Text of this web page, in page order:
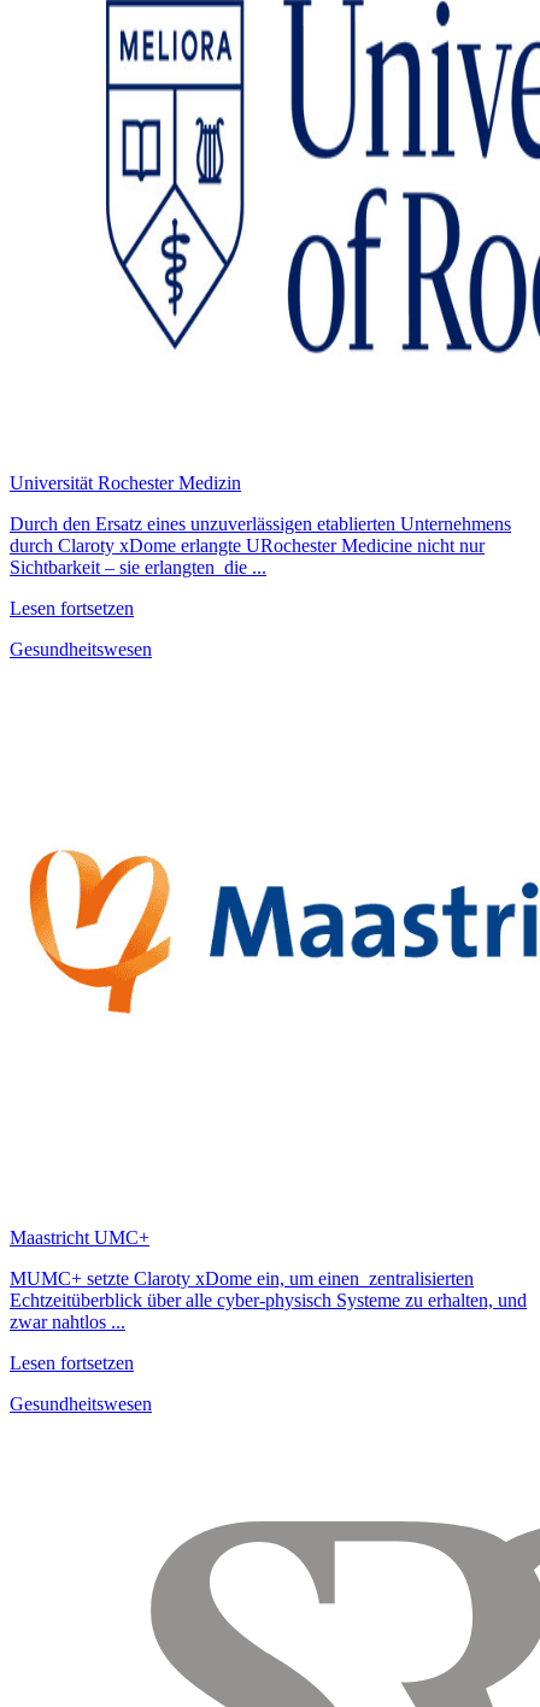
Universität Rochester Medizin
Durch den Ersatz eines unzuverlässigen etablierten Unternehmens
durch Claroty xDome erlangte URochester Medicine nicht nur
Sichtbarkeit – sie erlangten die ...
Lesen fortsetzen
Gesundheitswesen
Maastricht UMC+
MUMC+ setzte Claroty xDome ein, um einen zentralisierten
Echtzeitüberblick über alle cyber-physisch Systeme zu erhalten, und
zwar nahtlos ...
Lesen fortsetzen
Gesundheitswesen